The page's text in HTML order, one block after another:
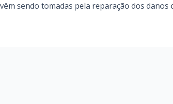
sendo tomadas pela reparação dos danos